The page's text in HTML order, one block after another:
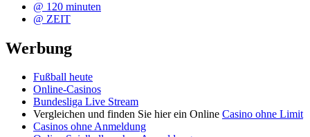
@ 120 minuten
@ ZEIT
Werbung
Fußball heute
Online-Casinos
Bundesliga Live Stream
Vergleichen und finden Sie hier ein Online Casino ohne Limit
Casinos ohne Anmeldung